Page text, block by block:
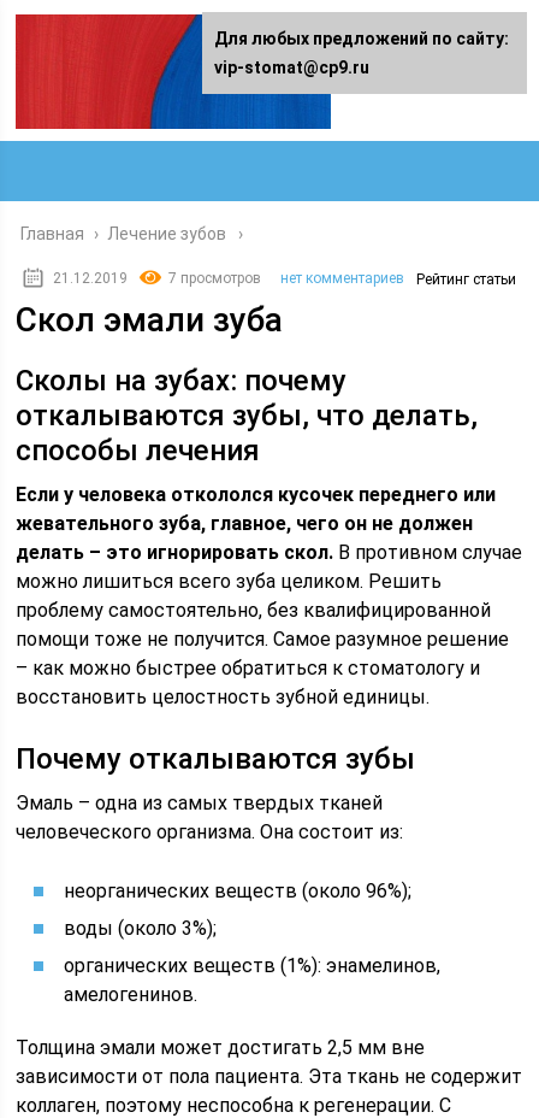
Главная › Лечение зубов
21.12.2019 7 просмотров нет комментариев Рейтинг статьи
Скол эмали зуба
Сколы на зубах: почему
откалываются зубы, что делать,
способы лечения
Если у человека откололся кусочек переднего или
жевательного зуба, главное, чего он не должен
делать – это игнорировать скол. В противном случае
можно лишиться всего зуба целиком. Решить
проблему самостоятельно, без квалифицированной
помощи тоже не получится. Самое разумное решение
– как можно быстрее обратиться к стоматологу и
восстановить целостность зубной единицы.
Почему откалываются зубы
Эмаль – одна из самых твердых тканей
человеческого организма. Она состоит из:
неорганических веществ (около 96%);
воды (около 3%);
органических веществ (1%): энамелинов,
амелогенинов.
Толщина эмали может достигать 2,5 мм вне
зависимости от пола пациента. Эта ткань не содержит
коллаген, поэтому неспособна к регенерации. С
Для любых предложений по сайту:
vip-stomat@cp9.ru